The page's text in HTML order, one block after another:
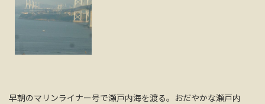
早朝のマリンライナー号で瀬戸内海を渡る。おだやかな瀬戸内